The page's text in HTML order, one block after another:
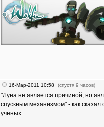
16-Мар-2011 10:58 (спустя 9 часов)
"Луна не является причиной, но
спускным механизмом" - как сказал
ученых.